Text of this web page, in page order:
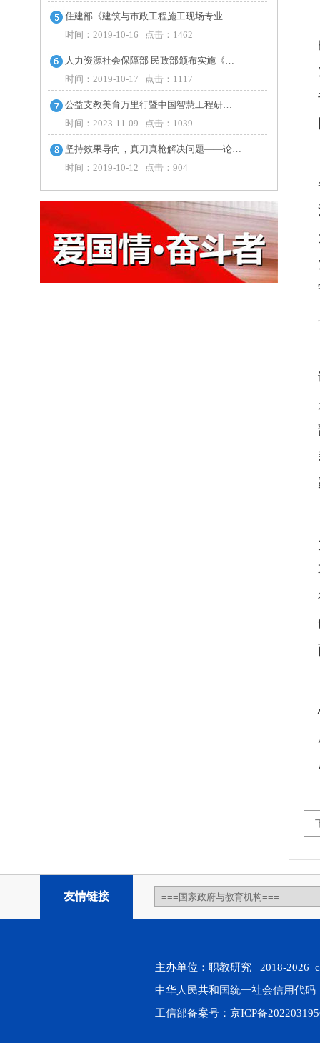
住建部《建筑与市政工程施工现场专业…
时间：2019-10-16 点击：1462
人力资源社会保障部 民政部颁布实施《…
时间：2019-10-17 点击：1117
公益支教美育万里行暨中国智慧工程研…
时间：2023-11-09 点击：1039
坚持效果导向，真刀真枪解决问题——论…
时间：2019-10-12 点击：904
友情链接
主办单位：职教研究 2018-2026
中华人民共和国统一社会信用代
工信部备案号： 京ICP备